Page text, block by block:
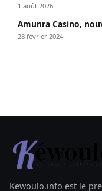
1 août 2026
Amunra Casino,
28 février 2024
Kewoulo.info est le